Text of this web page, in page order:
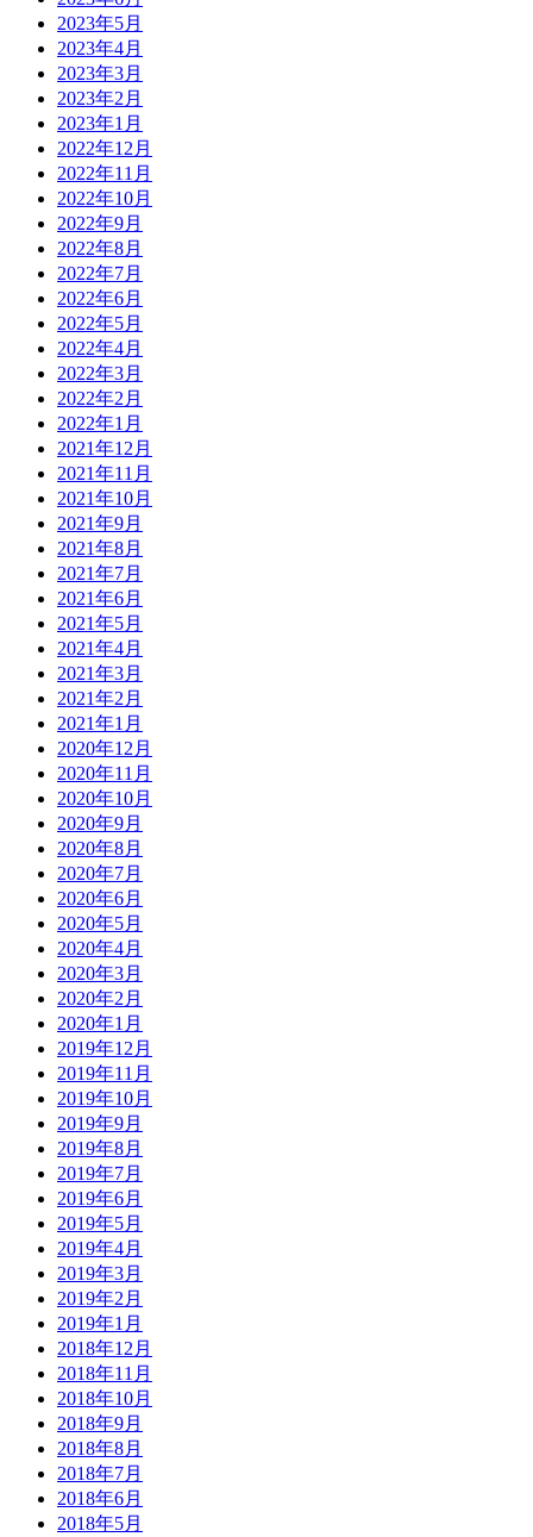
2023年5月
2023年4月
2023年3月
2023年2月
2023年1月
2022年12月
2022年11月
2022年10月
2022年9月
2022年8月
2022年7月
2022年6月
2022年5月
2022年4月
2022年3月
2022年2月
2022年1月
2021年12月
2021年11月
2021年10月
2021年9月
2021年8月
2021年7月
2021年6月
2021年5月
2021年4月
2021年3月
2021年2月
2021年1月
2020年12月
2020年11月
2020年10月
2020年9月
2020年8月
2020年7月
2020年6月
2020年5月
2020年4月
2020年3月
2020年2月
2020年1月
2019年12月
2019年11月
2019年10月
2019年9月
2019年8月
2019年7月
2019年6月
2019年5月
2019年4月
2019年3月
2019年2月
2019年1月
2018年12月
2018年11月
2018年10月
2018年9月
2018年8月
2018年7月
2018年6月
2018年5月